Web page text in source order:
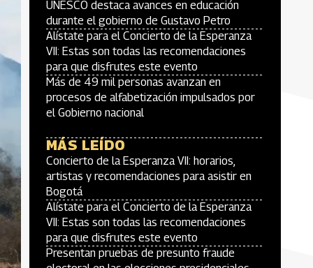
UNESCO destaca avances en educación
durante el gobierno de Gustavo Petro
Alístate para el Concierto de la Esperanza
VII: Estas son todas las recomendaciones
para que disfrutes este evento
Más de 49 mil personas avanzan en
procesos de alfabetización impulsados por
el Gobierno nacional
MÁS LEÍDO
Concierto de la Esperanza VII: horarios,
artistas y recomendaciones para asistir en
Bogotá
Alístate para el Concierto de la Esperanza
VII: Estas son todas las recomendaciones
para que disfrutes este evento
Presentan pruebas de presunto fraude